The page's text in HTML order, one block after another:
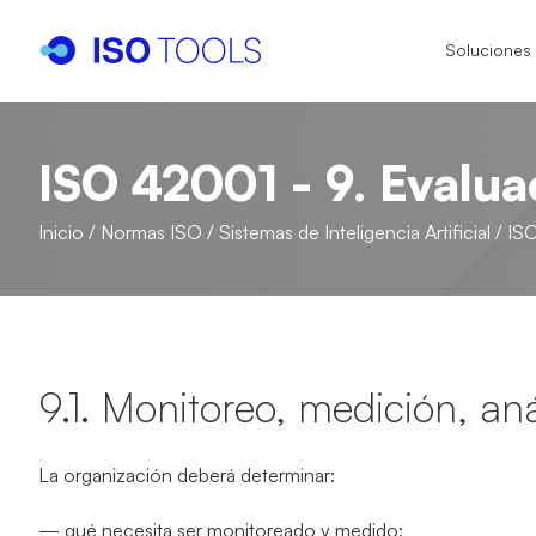
Soluciones
ISO 42001 - 9.
Inicio / Normas ISO / Sistemas de Inteligencia Artificial /
9.1. Monitoreo, medición,
La organización deberá determinar:
— qué necesita ser monitoreado y medido;